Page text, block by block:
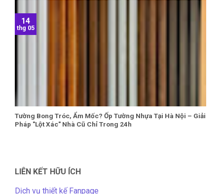
Tường Bong Tróc, Ẩm Mốc? Ốp Tường Nhựa Tại Hà Nội – Giải
Pháp "Lột Xác" Nhà Cũ Chỉ Trong 24h
14
thg 05
LIÊN KẾT HỮU ÍCH
Dịch vụ thiết kế Fanpage